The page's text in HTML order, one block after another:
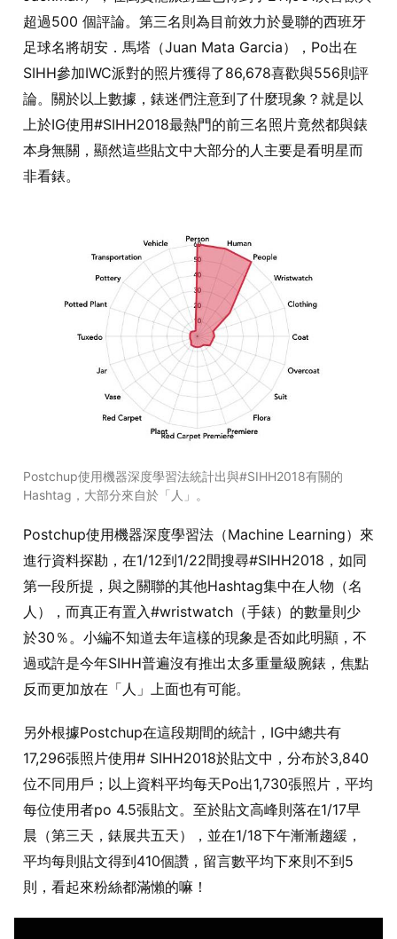
超過500 個評論。第三名則為目前效力於曼聯的西班牙
足球名將胡安．馬塔（Juan Mata Garcia），Po出在
SIHH參加IWC派對的照片獲得了86,678喜歡與556則評
論。關於以上數據，錶迷們注意到了什麼現象？就是以
上於IG使用#SIHH2018最熱門的前三名照片竟然都與錶
本身無關，顯然這些貼文中大部分的人主要是看明星而
非看錶。
Postchup使用機器深度學習法統計出與#SIHH2018有關的
Hashtag，大部分來自於「人」。
Postchup使用機器深度學習法（Machine Learning）來
進行資料探勘，在1/12到1/22間搜尋#SIHH2018，如同
第一段所提，與之關聯的其他Hashtag集中在人物（名
人），而真正有置入#wristwatch（手錶）的數量則少
於30％。小編不知道去年這樣的現象是否如此明顯，不
過或許是今年SIHH普遍沒有推出太多重量級腕錶，焦點
反而更加放在「人」上面也有可能。
另外根據Postchup在這段期間的統計，IG中總共有
17,296張照片使用# SIHH2018於貼文中，分布於3,840
位不同用戶；以上資料平均每天Po出1,730張照片，平均
每位使用者po 4.5張貼文。至於貼文高峰則落在1/17早
晨（第三天，錶展共五天），並在1/18下午漸漸趨緩，
平均每則貼文得到410個讚，留言數平均下來則不到5
則，看起來粉絲都滿懶的嘛！